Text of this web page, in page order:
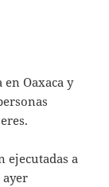
Oaxaca y
ejecutadas a
ayer